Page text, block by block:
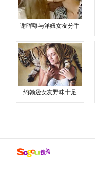
谢晖曝与洋妞女友分手
约翰逊女友野味十足